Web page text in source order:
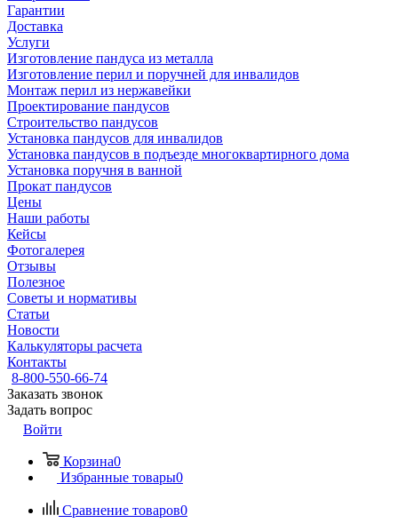
Гарантии
Доставка
Услуги
Изготовление пандуса из металла
Изготовление перил и поручней для инвалидов
Монтаж перил из нержавейки
Проектирование пандусов
Строительство пандусов
Установка пандусов для инвалидов
Установка пандусов в подъезде многоквартирного дома
Установка поручня в ванной
Прокат пандусов
Цены
Наши работы
Кейсы
Фотогалерея
Отзывы
Полезное
Советы и нормативы
Статьи
Новости
Калькуляторы расчета
Контакты
8-800-550-66-74
Заказать звонок
Задать вопрос
Войти
Корзина0
Избранные товары0
Сравнение товаров0